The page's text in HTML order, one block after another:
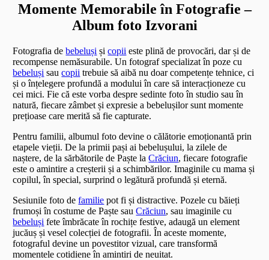
Momente Memorabile în Fotografie –
Album foto Izvorani
Fotografia debebeluși șicopii este plină de provocări, dar și de
recompense nemăsurabile. Un fotograf specializat în poze cu
bebeluși saucopii trebuie să aibă nu doar competențe tehnice, ci
și o înțelegere profundă a modului în care să interacționeze cu
cei mici. Fie că este vorba despre sedinte foto în studio sau în
natură, fiecare zâmbet și expresie a bebelușilor sunt momente
prețioase care merită să fie capturate.
Pentru familii, albumul foto devine o călătorie emoționantă prin
etapele vieții. De la primii pași ai bebelușului, la zilele de
naștere, de la sărbătorile de Paște laCrăciun, fiecare fotografie
este o amintire a creșterii și a schimbărilor. Imaginile cu mama și
copilul, în special, surprind o legătură profundă și eternă.
Sesiunile foto defamilie pot fi și distractive. Pozele cu băieți
frumoși în costume de Paște sauCrăciun, sau imaginile cu
bebeluși fete îmbrăcate în rochițe festive, adaugă un element
jucăuș și vesel colecției de fotografii. În aceste momente,
fotograful devine un povestitor vizual, care transformă
momentele cotidiene în amintiri de neuitat.